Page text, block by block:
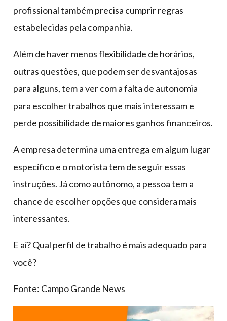
profissional também precisa cumprir regras
estabelecidas pela companhia.
Além de haver menos flexibilidade de horários,
outras questões, que podem ser desvantajosas
para alguns, tem a ver com a falta de autonomia
para escolher trabalhos que mais interessam e
perde possibilidade de maiores ganhos financeiros.
A empresa determina uma entrega em algum lugar
específico e o motorista tem de seguir essas
instruções. Já como autônomo, a pessoa tem a
chance de escolher opções que considera mais
interessantes.
E aí? Qual perfil de trabalho é mais adequado para
você?
Fonte: Campo Grande News